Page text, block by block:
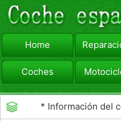
Home
Coches
viajar
* Información del